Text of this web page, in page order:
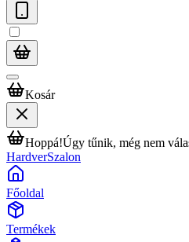
Kosár
Hoppá!Úgy tűnik, még nem
HardverSzalon
Főoldal
Termékek